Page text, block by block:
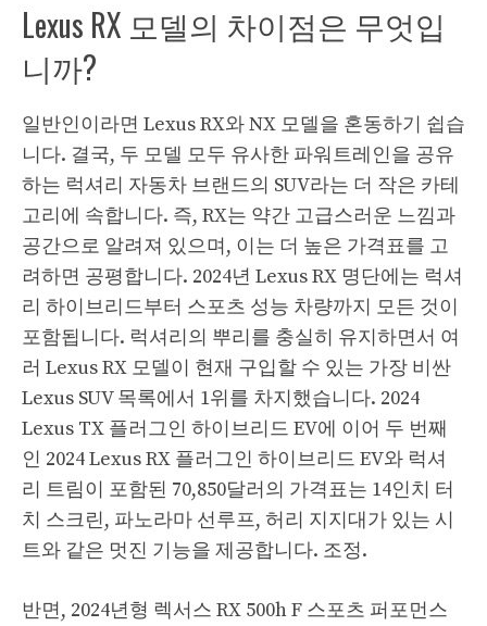
Lexus RX 모델의 차이점은 무엇입
니까?
일반인이라면 Lexus RX와 NX 모델을 혼동하기 쉽습
니다. 결국, 두 모델 모두 유사한 파워트레인을 공유
하는 럭셔리 자동차 브랜드의 SUV라는 더 작은 카테
고리에 속합니다. 즉, RX는 약간 고급스러운 느낌과
공간으로 알려져 있으며, 이는 더 높은 가격표를 고
려하면 공평합니다. 2024년 Lexus RX 명단에는 럭셔
리 하이브리드부터 스포츠 성능 차량까지 모든 것이
포함됩니다. 럭셔리의 뿌리를 충실히 유지하면서 여
러 Lexus RX 모델이 현재 구입할 수 있는 가장 비싼
Lexus SUV 목록에서 1위를 차지했습니다. 2024
Lexus TX 플러그인 하이브리드 EV에 이어 두 번째
인 2024 Lexus RX 플러그인 하이브리드 EV와 럭셔
리 트림이 포함된 70,850달러의 가격표는 14인치 터
치 스크린, 파노라마 선루프, 허리 지지대가 있는 시
트와 같은 멋진 기능을 제공합니다. 조정.
반면, 2024년형 렉서스 RX 500h F 스포츠 퍼포먼스